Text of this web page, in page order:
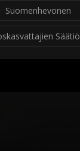
Suomenhevonen
Säätiö